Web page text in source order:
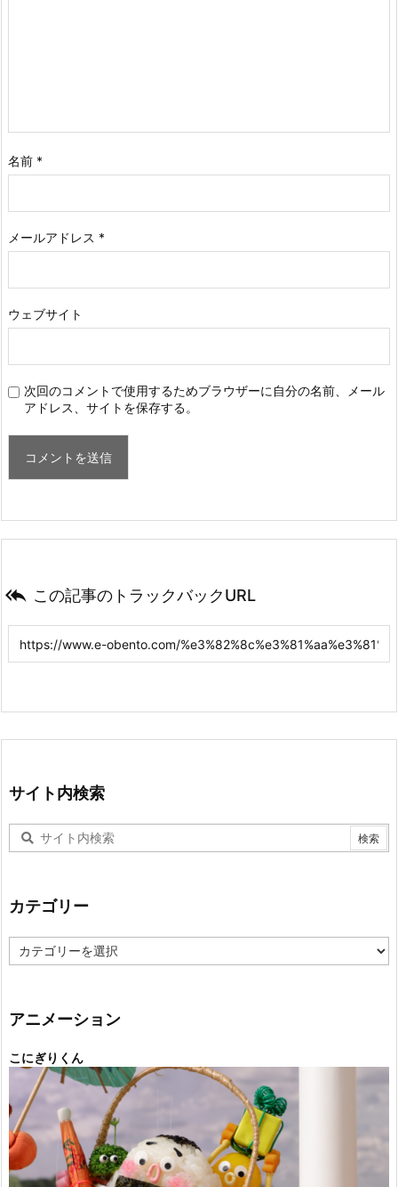
名前 *
メールアドレス *
ウェブサイト
次回のコメントで使用するためブラウザーに自分の名前、メール
アドレス、サイトを保存する。
 この記事のトラックバックURL
サイト内検索
カテゴリー
テ
ー
アニメーション
こにぎりくん